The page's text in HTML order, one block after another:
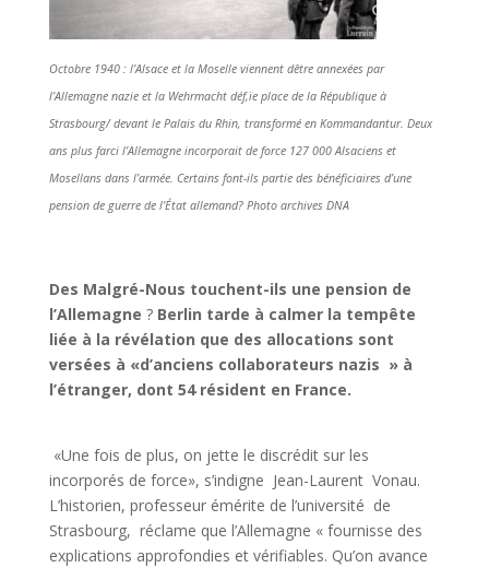
Octobre 1940 : l’Alsace et la Moselle viennent dêtre annexées par
l’Allemagne nazie et la Wehrmacht déf,ïe place de la République à
Strasbourg/ devant le Palais du Rhin, transformé en Kommandantur. Deux
ans plus farci l’Allemagne incorporait de force 127 000 Alsaciens et
Mosellans dans l’armée. Certains font-ils partie des bénéficiaires d’une
pension de guerre de l’État allemand? Photo archives DNA
Des Malgré-Nous touchent-ils une pension de
l’Allemagne ? Berlin tarde à calmer la tempête
liée à la révélation que des allocations sont
versées à «d’anciens collaborateurs nazis » à
l’étranger, dont 54 résident en France.
«Une fois de plus, on jette le discrédit sur les
incorporés de force», s’indigne Jean-Laurent Vonau.
L’historien, professeur émérite de l’université de
Strasbourg, réclame que l’Allemagne « fournisse des
explications approfondies et vérifiables. Qu’on avance